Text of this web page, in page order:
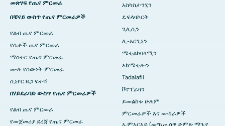
መጽሃፍ የጤና ምርመራ
በቼናይ ውስጥ የጤና ምርመራዎች
የልብ ጤና ምርመራ
የሴቶች ጤና ምርመራ
ማስተር የጤና ምርመራ
ሙሉ የሰውነት ምርመራ
ሲኒየር ዜጋ ፍተሻ
በሃይደራባድ ውስጥ የጤና ምርመራዎች
የልብ ጤና ምርመራ
የመጀመሪያ ደረጃ የጤና ምርመራ
አስካስታንሂን
ዴፍላዛኮርት
ጊሊሲን
ሊ-አርጊኒን
ሜቲልኮባላሚን
ኦክሜቲሎን
Tadalafil
ቮኖፕራዛን
ይመልከቱ ሁሉም
ምርመራዎች እና ሙከራዎች